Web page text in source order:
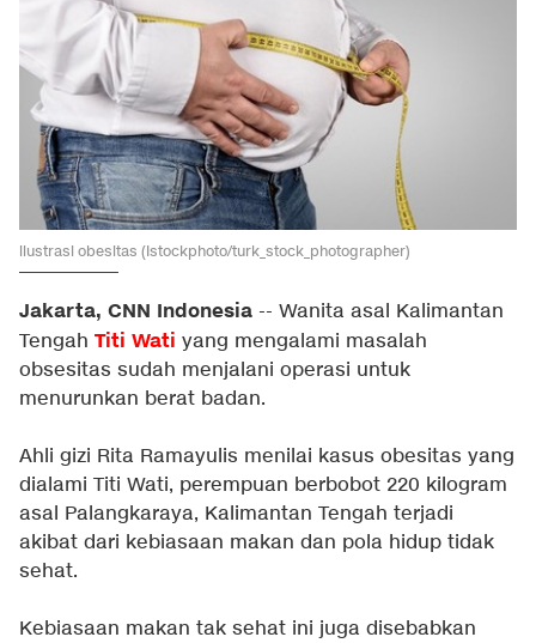
ilustrasi obesitas (Istockphoto/turk_stock_photographer)
Jakarta, CNN Indonesia -- Wanita asal Kalimantan
Tengah Titi Wati yang mengalami masalah
obsesitas sudah menjalani operasi untuk
menurunkan berat badan.
Ahli gizi Rita Ramayulis menilai kasus obesitas yang
dialami Titi Wati, perempuan berbobot 220 kilogram
asal Palangkaraya, Kalimantan Tengah terjadi
akibat dari kebiasaan makan dan pola hidup tidak
sehat.
Kebiasaan makan tak sehat ini juga disebabkan